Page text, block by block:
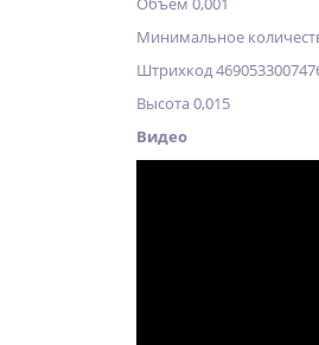
Минимальное
Штрихкод
Высота 0,015
Видео